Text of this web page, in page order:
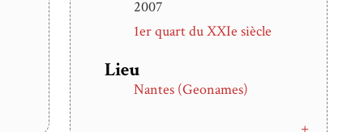
2007
1er quart du XXIe siècle
Lieu
Nantes (Geonames)